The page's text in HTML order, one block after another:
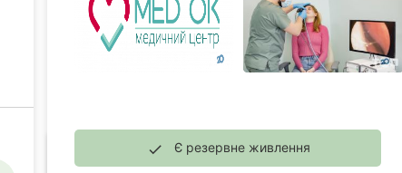
done Є резервне живлення